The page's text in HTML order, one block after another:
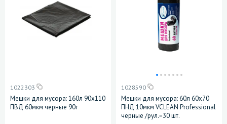
1022303
Мешки для мусора: 160л 90х110
ПВД 60мкм черные 90г
1028590
Мешки для мусора: 60л 60х70
ПНД 10мкм VCLEAN Professional
черные /рул.=30 шт.